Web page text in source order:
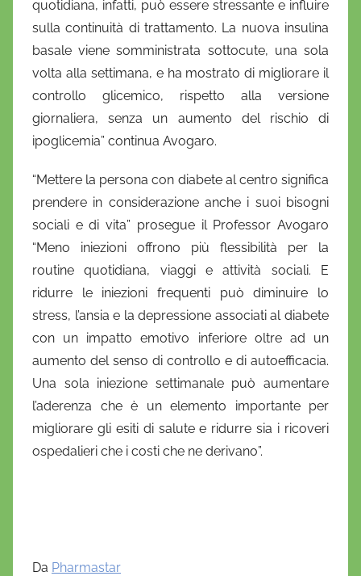
quotidiana, infatti, può essere stressante e influire
sulla continuità di trattamento. La nuova insulina
basale viene somministrata sottocute, una sola
volta alla settimana, e ha mostrato di migliorare il
controllo glicemico, rispetto alla versione
giornaliera, senza un aumento del rischio di
ipoglicemia” continua Avogaro.
“Mettere la persona con diabete al centro significa
prendere in considerazione anche i suoi bisogni
sociali e di vita” prosegue il Professor Avogaro
“Meno iniezioni offrono più flessibilità per la
routine quotidiana, viaggi e attività sociali. E
ridurre le iniezioni frequenti può diminuire lo
stress, l’ansia e la depressione associati al diabete
con un impatto emotivo inferiore oltre ad un
aumento del senso di controllo e di autoefficacia.
Una sola iniezione settimanale può aumentare
l’aderenza che è un elemento importante per
migliorare gli esiti di salute e ridurre sia i ricoveri
ospedalieri che i costi che ne derivano”.
Da Pharmastar